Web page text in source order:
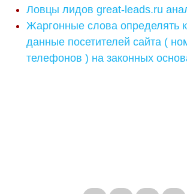
Ловцы лидов great-leads.ru
Жаргонные слова определять
данные посетителей сайта (
телефонов ) на законных